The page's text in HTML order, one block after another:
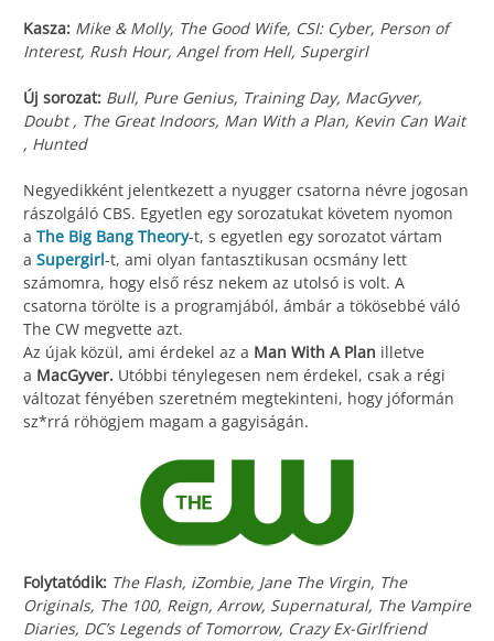
Kasza: Mike & Molly, The Good Wife, CSI: Cyber, Person of
Interest, Rush Hour, Angel from Hell, Supergirl
Új sorozat: Bull, Pure Genius, Training Day, MacGyver,
Doubt , The Great Indoors, Man With a Plan, Kevin Can Wait
, Hunted
Negyedikként jelentkezett a nyugger csatorna névre jogosan
rászolgáló CBS. Egyetlen egy sorozatukat követem nyomon
a The Big Bang Theory-t, s egyetlen egy sorozatot vártam
a Supergirl-t, ami olyan fantasztikusan ocsmány lett
számomra, hogy első rész nekem az utolsó is volt. A
csatorna törölte is a programjából, ámbár a tökösebbé váló
The CW megvette azt.
Az újak közül, ami érdekel az a Man With A Plan illetve
a MacGyver. Utóbbi ténylegesen nem érdekel, csak a régi
változat fényében szeretném megtekinteni, hogy jóformán
sz*rrá röhögjem magam a gagyiságán.
Folytatódik: The Flash, iZombie, Jane The Virgin, The
Originals, The 100, Reign, Arrow, Supernatural, The Vampire
Diaries, DC’s Legends of Tomorrow, Crazy Ex-Girlfriend